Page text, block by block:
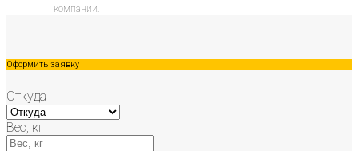
компании.
Оформить заявку
Откуда
Вес, кг